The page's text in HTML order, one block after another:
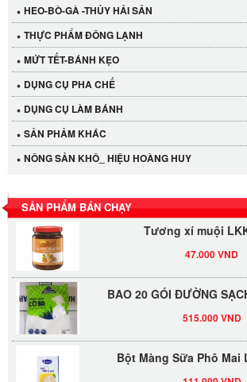
HEO-BÒ-GÀ -THỦY HẢI SẢN
THỰC PHẨM ĐÔNG LẠNH
MỨT TẾT-BÁNH KẸO
DỤNG CỤ PHA CHẾ
DỤNG CỤ LÀM BÁNH
SẢN PHẢM KHÁC
NÔNG SẢN KHÔ_ HIỆU HOÀNG HUY
SẢN PHẨM BÁN CHẠY
Cần Tây Đà
40.000 VND
LỐC 12 HỦ Tương xí
Tương xí muội
BAO 20 GÓI ĐƯỜNG